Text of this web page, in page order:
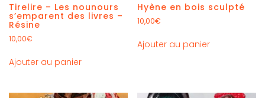
Tirelire – Les nounours
s’emparent des livres –
Résine
10,00€
Ajouter au panier
Hyène en bois sculpté
10,00€
Ajouter au panier